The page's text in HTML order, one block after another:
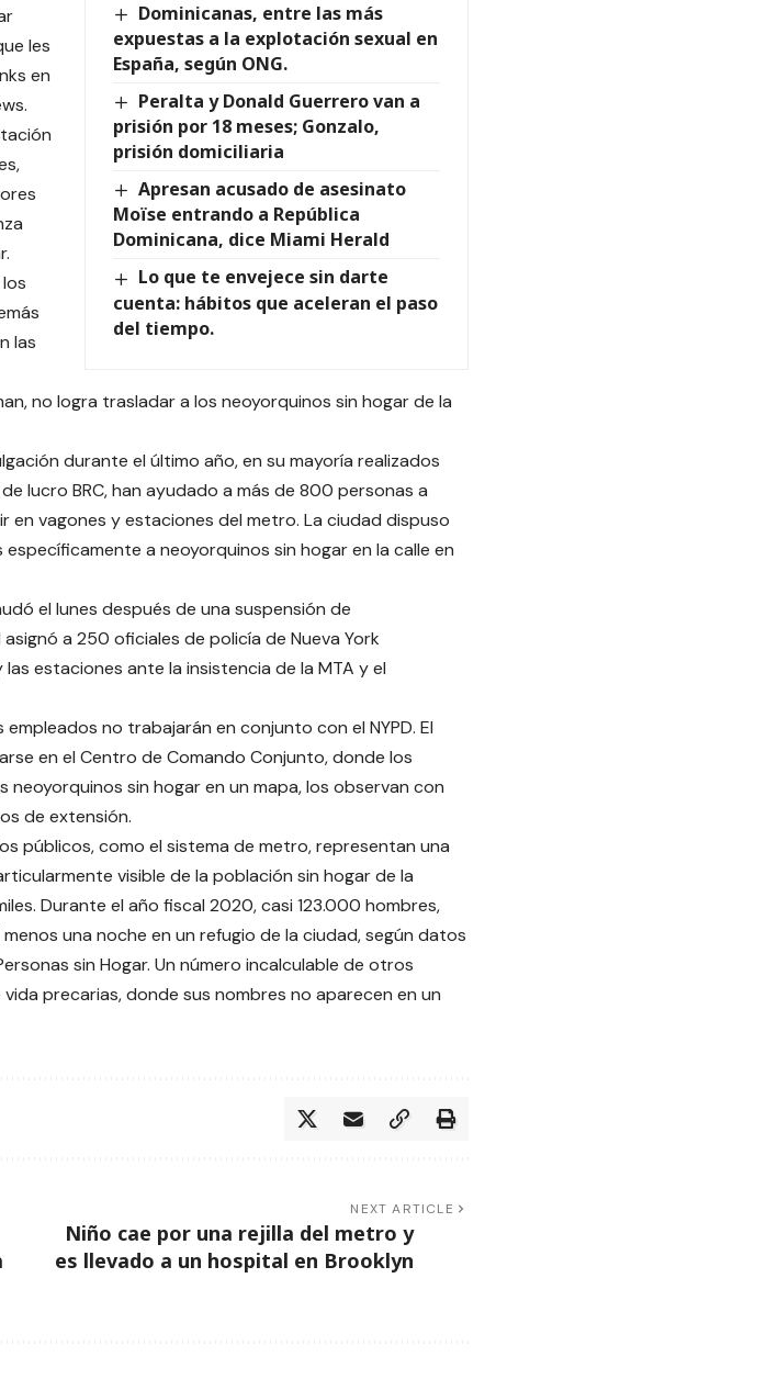
Dominicanas, entre las más
expuestas a la explotación sexual en
España, según ONG.
Peralta y Donald Guerrero van a
prisión por 18 meses; Gonzalo,
prisión domiciliaria
Apresan acusado de asesinato
Moïse entrando a República
Dominicana, dice Miami Herald
Lo que te envejece sin darte
cuenta: hábitos que aceleran el paso
del tiempo.
les
en
las
no logra trasladar a los neoyorquinos sin hogar de la
durante el último año, en su mayoría realizados
lucro BRC, han ayudado a más de 800 personas a
en vagones y estaciones del metro. La ciudad dispuso
a neoyorquinos sin hogar en la calle en
el lunes después de una suspensión de
a 250 oficiales de policía de Nueva York
estaciones ante la insistencia de la MTA y el
empleados no trabajarán en conjunto con el NYPD. El
en el Centro de Comando Conjunto, donde los
sin hogar en un mapa, los observan con
de extensión.
públicos, como el sistema de metro, representan una
visible de la población sin hogar de la
Durante el año fiscal 2020, casi 123.000 hombres,
una noche en un refugio de la ciudad, según datos
sin Hogar. Un número incalculable de otros
precarias, donde sus nombres no aparecen en un
NEXT ARTICLE
Niño cae por una rejilla del metro y
es llevado a un hospital en Brooklyn